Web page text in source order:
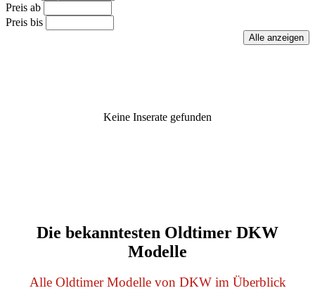
Preis ab
Preis bis
Keine Inserate gefunden
Die bekanntesten Oldtimer DKW
Modelle
Alle Oldtimer Modelle von DKW im Überblick